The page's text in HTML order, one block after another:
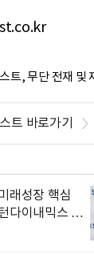
트, 무단 전재 및
트 바로가기
래성장 핵심
다이내믹스 출